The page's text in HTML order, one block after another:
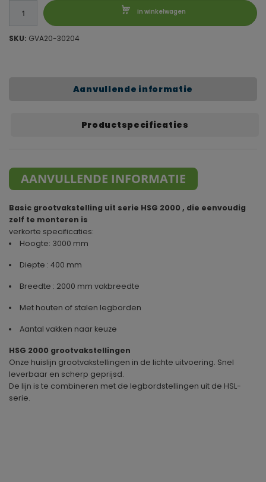
In winkelwagen
SKU: GVA20-30204
Aanvullende informatie
Productspecificaties
AANVULLENDE INFORMATIE
Basic grootvakstelling uit serie HSG 2000 , die eenvoudig
zelf te monteren is
verkorte specificaties:
Hoogte: 3000 mm
Diepte : 400 mm
Breedte : 2000 mm vakbreedte
Met houten of stalen legborden
Aantal vakken naar keuze
HSG 2000 grootvakstellingen
Onze huislijn grootvakstellingen in de lichte uitvoering. Snel
leverbaar en scherp geprijsd.
De lijn is te combineren met de legbordstellingen uit de HSL-
serie.